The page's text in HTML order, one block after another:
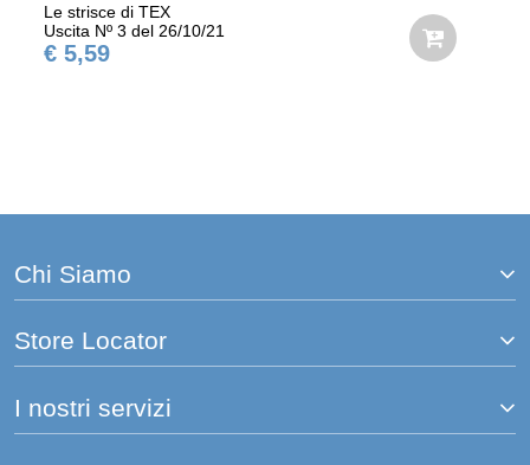
Le strisce di TEX
Uscita Nº 3 del 26/10/21
€ 5,59
Chi Siamo
Store Locator
I nostri servizi